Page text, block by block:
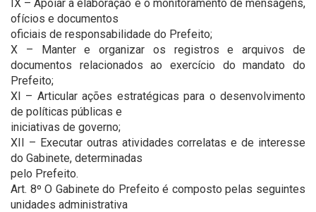
IX – Apoiar a elaboração e o monitoramento de mensagens,
ofícios e documentos
oficiais de responsabilidade do Prefeito;
X – Manter e organizar os registros e arquivos de
documentos relacionados ao exercício do mandato do
Prefeito;
XI – Articular ações estratégicas para o desenvolvimento
de políticas públicas e
iniciativas de governo;
XII – Executar outras atividades correlatas e de interesse
do Gabinete, determinadas
pelo Prefeito.
Art. 8º O Gabinete do Prefeito é composto pelas seguintes
unidades administrativa